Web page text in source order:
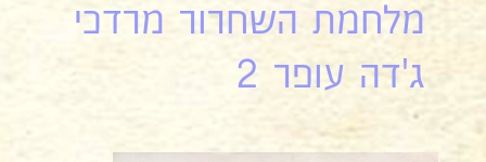
מלחמת השחרור מרדכי
ג'דה עופר 2